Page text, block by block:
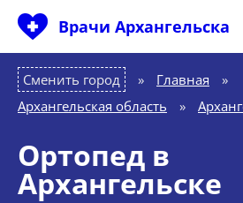
Врачи Архангельска
Сменить город Главная
»
Архангельская область
»
Ортопед в
Архангельске